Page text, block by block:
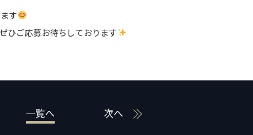
す
ひご応募お待ちしております
一覧へ 次へ